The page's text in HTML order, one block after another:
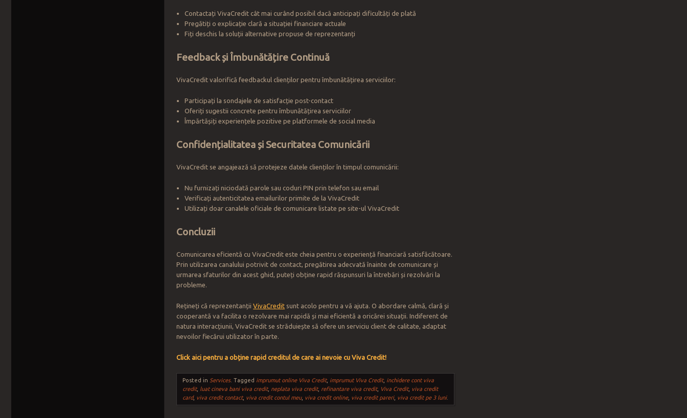
Contactați VivaCredit cât mai curând posibil dacă anticipați dificultăți de plată
Pregătiți o explicație clară a situației financiare actuale
Fiți deschis la soluții alternative propuse de reprezentanți
Feedback și Îmbunătățire Continuă
VivaCredit valorifică feedbackul clienților pentru îmbunătățirea serviciilor:
Participați la sondajele de satisfacție post-contact
Oferiți sugestii concrete pentru îmbunătățirea serviciilor
Împărtășiți experiențele pozitive pe platformele de social media
Confidențialitatea și Securitatea Comunicării
VivaCredit se angajează să protejeze datele clienților în timpul comunicării:
Nu furnizați niciodată parole sau coduri PIN prin telefon sau email
Verificați autenticitatea emailurilor primite de la VivaCredit
Utilizați doar canalele oficiale de comunicare listate pe site-ul VivaCredit
Concluzii
Comunicarea eficientă cu VivaCredit este cheia pentru o experiență financiară satisfăcătoare.
Prin utilizarea canalului potrivit de contact, pregătirea adecvată înainte de comunicare și
urmarea sfaturilor din acest ghid, puteți obține rapid răspunsuri la întrebări și rezolvări la
probleme.
Rețineți că reprezentanțiiVivaCredit sunt acolo pentru a vă ajuta. O abordare calmă, clară și
cooperantă va facilita o rezolvare mai rapidă și mai eficientă a oricărei situații. Indiferent de
natura interacțiunii, VivaCredit se străduiește să ofere un serviciu client de calitate, adaptat
nevoilor fiecărui utilizator în parte.
Click aici pentru a obține rapid creditul de care ai nevoie cu Viva Credit!
Posted in Services.Tagged imprumut online Viva Credit, imprumut Viva Credit, inchidere cont viva
credit, luat cineva bani viva credit, neplata viva credit, refinantare viva credit, Viva Credit, viva credit
card, viva credit contact, viva credit contul meu, viva credit online, viva credit pareri, viva credit pe 3 luni.